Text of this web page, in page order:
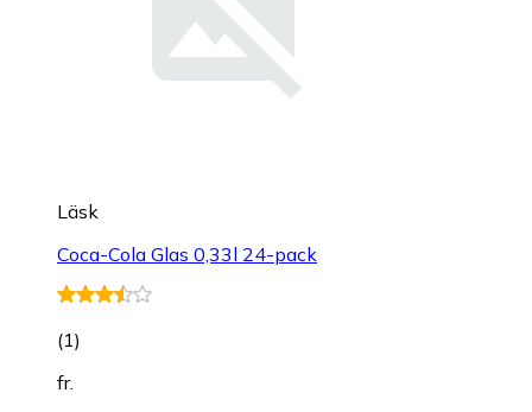
Läsk
Coca-Cola Glas 0,33l 24-pack
(1)
fr.